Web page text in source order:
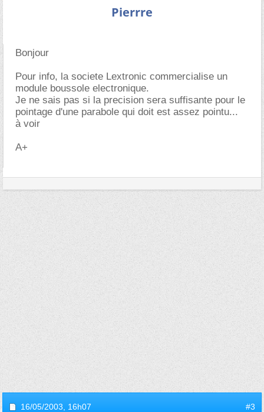
Pierrre
Bonjour
Pour info, la societe Lextronic commercialise un
module boussole electronique.
Je ne sais pas si la precision sera suffisante pour le
pointage d'une parabole qui doit est assez pointu...
à voir
A+
16/05/2003, 16h07 #3